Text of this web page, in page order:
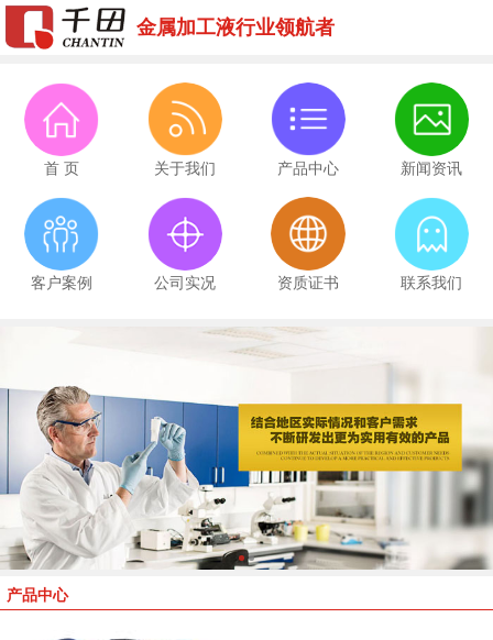
金属加工液行业领航者
首 页 关于我们 产品中心 新闻资讯
客户案例 公司实况 资质证书 联系我们
产品中心